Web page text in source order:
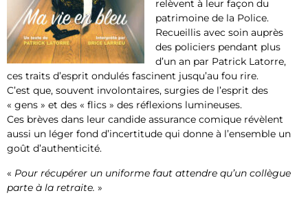
relèvent à leur façon du
patrimoine de la Police.
Recueillis avec soin auprès
des policiers pendant plus
d’un an par Patrick Latorre,
ces traits d’esprit ondulés fascinent jusqu’au fou rire.
C’est que, souvent involontaires, surgies de l’esprit des
« gens » et des « flics » des réflexions lumineuses.
Ces brèves dans leur candide assurance comique révèlent
aussi un léger fond d’incertitude qui donne à l’ensemble un
goût d’authenticité.
« Pour récupérer un uniforme faut attendre qu’un collègue
parte à la retraite. »